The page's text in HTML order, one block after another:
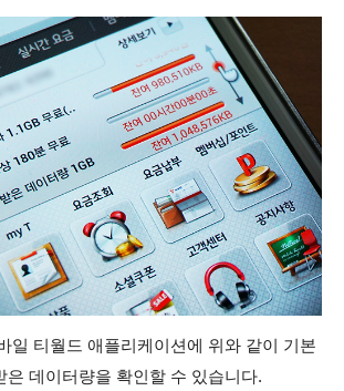
일 티월드 애플리케이션에 위와 같이 기본
은 데이터량을 확인할 수 있습니다.